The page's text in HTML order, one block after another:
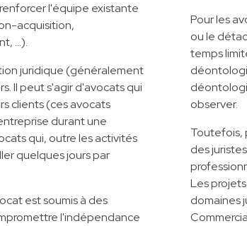
l'équipe existante
acquisition,
…).
juridique (généralement
Il peut s'agir d'avocats qui
clients (ces avocats
durant une
qui, outre les activités
quelques jours par
est soumis à des
l'indépendance
Pour les
ou le
temps
observer.
Toutefois,
des
Les
domaines